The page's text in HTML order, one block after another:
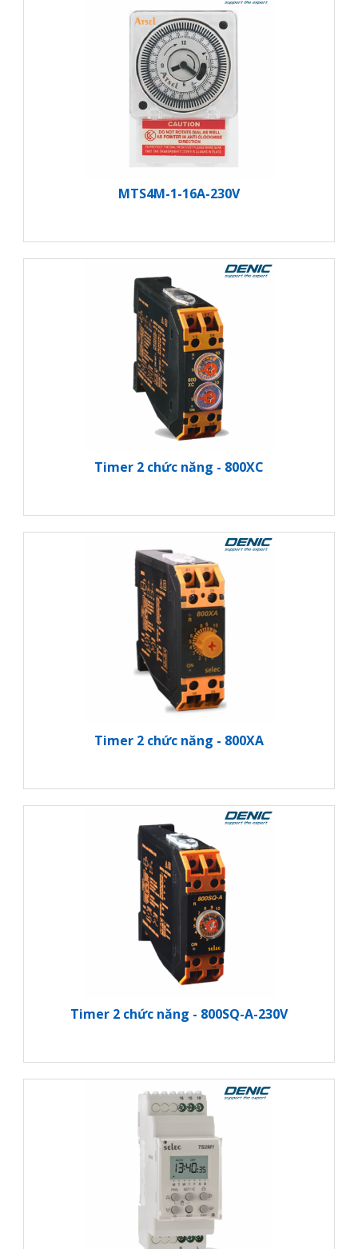
MTS4M-1-16A-230V
Timer 2 chức năng - 800XC
Timer 2 chức năng - 800XA
Timer 2 chức năng - 800SQ-A-230V